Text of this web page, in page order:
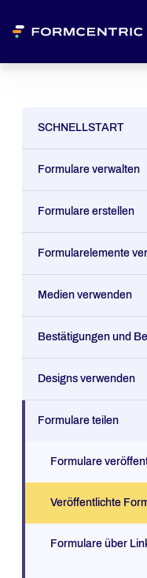
SCHNELLSTART
Formulare verwalten
Formulare erstellen
Formularelemente
Medien verwenden
Bestätigungen und
Designs verwenden
Formulare teilen
Formulare
Veröffentlichte
Formulare über